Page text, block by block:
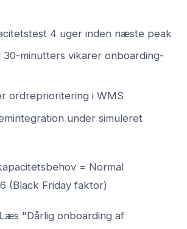
4 uger inden næste peak
minutters vikarer onboarding-
ordreprioritering i WMS
under simuleret
= Normal
(Black Friday faktor)
Læs "Dårlig onboarding af